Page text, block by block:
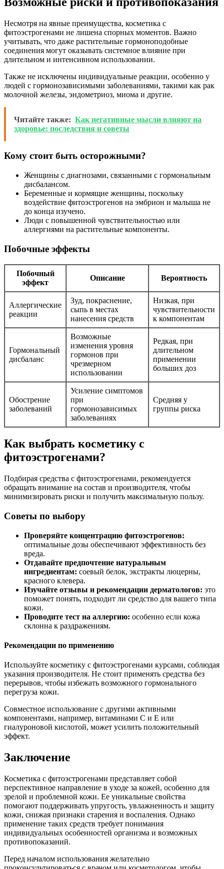
Несмотря на явные преимущества, косметика с
фитоэстрогенами не лишена спорных моментов. Важно
учитывать, что даже растительные гормоноподобные
соединения могут оказывать системное влияние при
длительном и интенсивном использовании.
Также не исключены индивидуальные реакции, особенно у
людей с гормонозависимыми заболеваниями, такими как рак
молочной железы, эндометриоз, миома и другие.
Читайте также: Как негативные мысли влияют на
здоровье: последствия и советы
Кому стоит быть осторожными?
Женщины с диагнозами, связанными с гормональным
дисбалансом.
Беременные и кормящие женщины, поскольку
воздействие фитоэстрогенов на эмбрион и малыша не
до конца изучено.
Люди с повышенной чувствительностью или
аллергиями на растительные компоненты.
Побочные эффекты
Побочный
эффект
Описание Вероятность
Аллергические
реакции
Зуд, покраснение,
сыпь в местах
нанесения средств
Низкая, при
чувствительности
к компонентам
Гормональный
дисбаланс
Возможные
изменения уровня
гормонов при
чрезмерном
использовании
Редкая, при
длительном
применении
больших доз
Обострение
заболеваний
Усиление симптомов
при
гормонозависимых
заболеваниях
Средняя у
группы риска
Как выбрать косметику с
фитоэстрогенами?
Подбирая средства с фитоэстрогенами, рекомендуется
обращать внимание на состав и производителя, чтобы
минимизировать риски и получить максимальную пользу.
Советы по выбору
Проверяйте концентрацию фитоэстрогенов:
оптимальные дозы обеспечивают эффективность без
вреда.
Отдавайте предпочтение натуральным
ингредиентам: соевый белок, экстракты люцерны,
красного клевера.
Изучайте отзывы и рекомендации дерматологов: это
поможет понять, подходит ли средство для вашего типа
кожи.
Проводите тест на аллергию: особенно если кожа
склонна к раздражениям.
Рекомендации по применению
Используйте косметику с фитоэстрогенами курсами, соблюдая
указания производителя. Не стоит применять средства без
перерывов, чтобы избежать возможного гормонального
перегруза кожи.
Совместное использование с другими активными
компонентами, например, витаминами С и Е или
гиалуроновой кислотой, может усилить положительный
эффект.
Заключение
Косметика с фитоэстрогенами представляет собой
перспективное направление в уходе за кожей, особенно для
зрелой и проблемной кожи. Ее уникальные свойства
помогают поддерживать упругость, увлажненность и защиту
кожи, снижая признаки старения и воспаления. Однако
применение таких средств требует понимания
индивидуальных особенностей организма и возможных
противопоказаний.
Перед началом использования желательно